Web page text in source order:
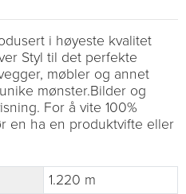
i høyeste kvalitet
Styl til det perfekte
møbler og annet
mønster.Bilder og
For å vite 100%
en ha en produktvifte eller
1.220 m